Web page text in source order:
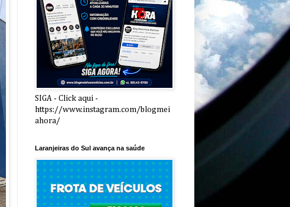
SIGA - Click aqui -
https://www.instagram.com/blogmei
ahora/
Laranjeiras do Sul avança na saúde